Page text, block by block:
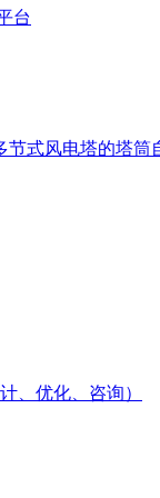
台
式风电塔的塔筒
、优化、咨询）